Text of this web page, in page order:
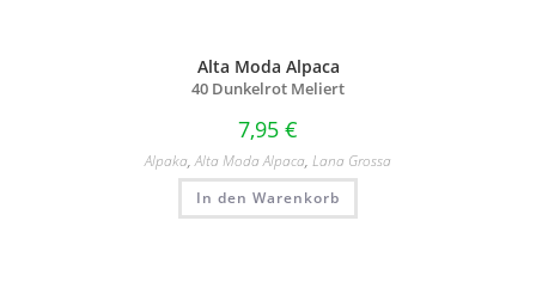
Alta Moda Alpaca
40 Dunkelrot Meliert
7,95 €
Alpaka,Alta Moda Alpaca, Lana Grossa
In den Warenkorb